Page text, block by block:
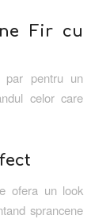
Fir cu
par pentru un
celor care
ofera un look
sprancene